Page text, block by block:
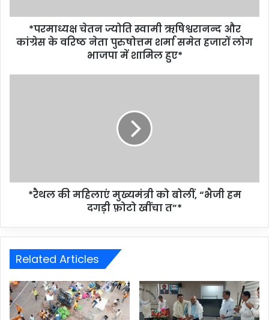
*परमाध्यक्ष चेतन ज्योति स्वामी ऋषिश्वरानन्द और
कांग्रेस के वरिष्ठ नेता पुरुषोत्तम शर्मा समेत हजारों लोग
भाजपा में शामिल हुए*
*रैथल की महिलाएं मुख्यमंत्री को बोलीं, “भैजी हम
दगड़ी फ़ोटो खींचा त”*
Related Articles